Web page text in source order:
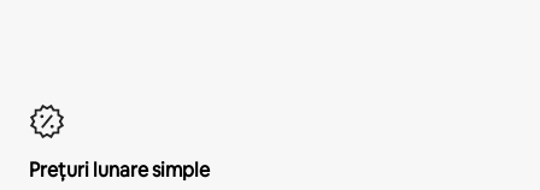
Prețuri lunare simple